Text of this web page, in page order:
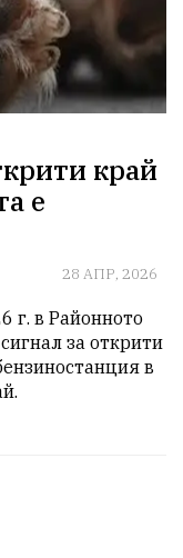
край
е
28 АПР, 2026
г. в Районното
за открити
в